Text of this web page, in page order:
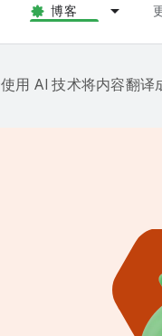
博客
用 AI 技术将内容翻译